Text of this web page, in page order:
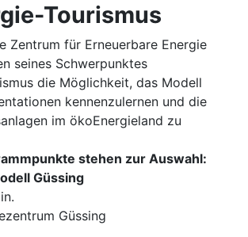
Tourismus
Zentrum für Erneuerbare Energie
seines Schwerpunktes
die Möglichkeit, das Modell
kennenzulernen und die
im ökoEnergieland zu
stehen zur Auswahl:
Güssing
Güssing